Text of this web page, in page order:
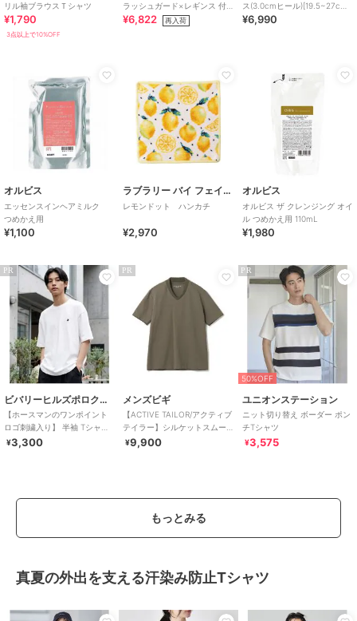
リル袖ブラウスＴシャツ
¥1,790
3点以上で10%OFF
ラッシュガード×レギンス 付
き タンキニ
¥6,822 再入荷
ス(3.0cmヒール)[19.5~27cm]
ラクチンきれいシューズ
¥6,990
オルビス
エッセンスインヘアミルク
つめかえ用
¥1,100
ラブラリー バイ フェイラー
レモンドット ハンカチ
¥2,970
オルビス
オルビス ザ クレンジング オイ
ル つめかえ用 110mL
¥1,980
PR
ビバリーヒルズポロクラブ
【ホースマンのワンポイント
ロゴ刺繍入り】 半袖 Tシャツ
レディース メンズ
¥3,300
PR
メンズビギ
【ACTIVE TAILOR/アクティブ
テイラー】シルケットスムー
スVネックTシャツ＜接触冷感 /
¥9,900
PR
50%OFF
ユニオンステーション
ニット切り替え ボーダー ポン
チTシャツ
¥3,575
もっとみる
真夏の外出を支える汗染み防止Tシャツ